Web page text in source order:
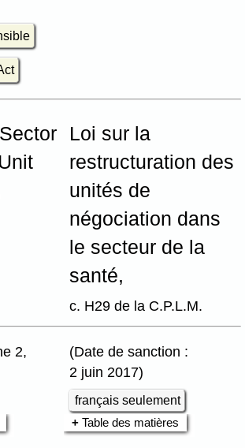
Loi sur la
restructuration des
unités de
négociation dans
le secteur de la
santé,
c. H29 de la C.P.L.M.
2,
(Date de sanction :
2 juin 2017)
français seulement
Table des matières